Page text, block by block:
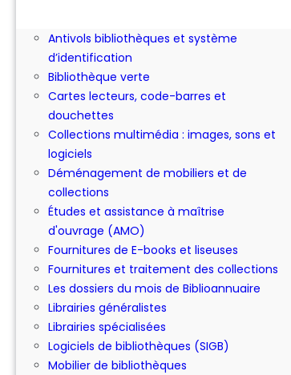
Antivols bibliothèques et système
d’identification
Bibliothèque verte
Cartes lecteurs, code-barres et
douchettes
Collections multimédia : images, sons et
logiciels
Déménagement de mobiliers et de
collections
Études et assistance à maîtrise
d'ouvrage (AMO)
Fournitures de E-books et liseuses
Fournitures et traitement des collections
Les dossiers du mois de Biblioannuaire
Librairies généralistes
Librairies spécialisées
Logiciels de bibliothèques (SIGB)
Mobilier de bibliothèques